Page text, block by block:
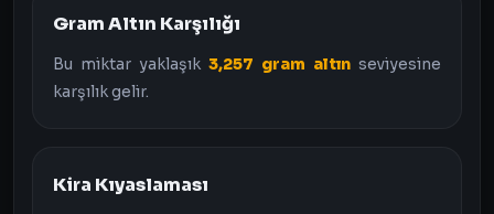
Gram Altın Karşılığı
Bu miktar yaklaşık 3,257 gram altın seviyesine
karşılık gelir.
Kira Kıyaslaması